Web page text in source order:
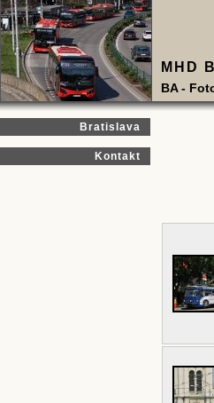
MHD
BA -
Bratislava
Kontakt